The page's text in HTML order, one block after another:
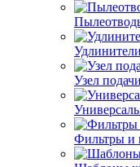
Узел
Фильтры и